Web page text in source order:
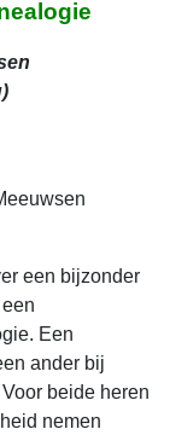
een bijzonder
Een
ander bij
beide heren
nemen